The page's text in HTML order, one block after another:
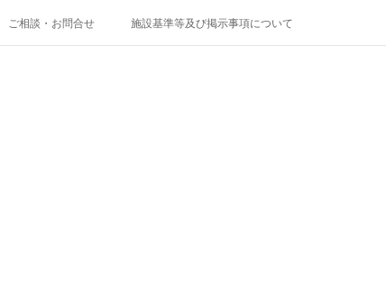
ご相談・お問合せ 施設基準等及び掲示事項について